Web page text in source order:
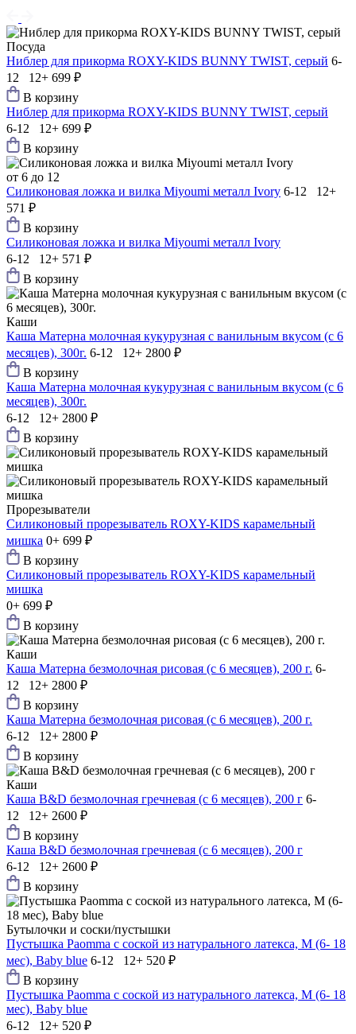
Посуда
Ниблер для прикорма ROXY-KIDS BUNNY TWIST, серый 6-
12 12+ 699 ₽
В корзину
Ниблер для прикорма ROXY-KIDS BUNNY TWIST, серый
6-12 12+ 699 ₽
В корзину
от 6 до 12
Силиконовая ложка и вилка Мiyoumi металл Ivory 6-12 12+
571 ₽
В корзину
Силиконовая ложка и вилка Мiyoumi металл Ivory
6-12 12+ 571 ₽
В корзину
Каши
Каша Матерна молочная кукурузная с ванильным вкусом (с 6
месяцев), 300г. 6-12 12+ 2800 ₽
В корзину
Каша Матерна молочная кукурузная с ванильным вкусом (с 6
месяцев), 300г.
6-12 12+ 2800 ₽
В корзину
Прорезыватели
Силиконовый прорезыватель ROXY-KIDS карамельный
мишка 0+ 699 ₽
В корзину
Силиконовый прорезыватель ROXY-KIDS карамельный
мишка
0+ 699 ₽
В корзину
Каши
Каша Матерна безмолочная рисовая (с 6 месяцев), 200 г. 6-
12 12+ 2800 ₽
В корзину
Каша Матерна безмолочная рисовая (с 6 месяцев), 200 г.
6-12 12+ 2800 ₽
В корзину
Каши
Каша B&D безмолочная гречневая (с 6 месяцев), 200 г 6-
12 12+ 2600 ₽
В корзину
Каша B&D безмолочная гречневая (с 6 месяцев), 200 г
6-12 12+ 2600 ₽
В корзину
Бутылочки и соски/пустышки
Пустышка Paomma с соской из натурального латекса, M (6- 18
мес), Baby blue 6-12 12+ 520 ₽
В корзину
Пустышка Paomma с соской из натурального латекса, M (6- 18
мес), Baby blue
6-12 12+ 520 ₽